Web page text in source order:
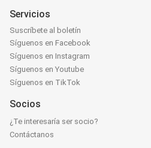
Servicios
Suscríbete al boletín
Síguenos en Facebook
Síguenos en Instagram
Síguenos en Youtube
Síguenos en TikTok
Socios
¿Te interesaría ser socio?
Contáctanos